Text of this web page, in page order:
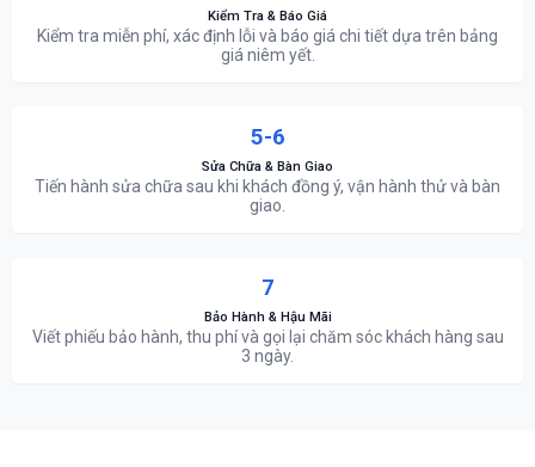
Kiểm Tra & Báo Giá
Kiểm tra miễn phí, xác định lỗi và báo giá chi tiết dựa trên bảng
giá niêm yết.
5-6
Sửa Chữa & Bàn Giao
Tiến hành sửa chữa sau khi khách đồng ý, vận hành thử và bàn
giao.
7
Bảo Hành & Hậu Mãi
Viết phiếu bảo hành, thu phí và gọi lại chăm sóc khách hàng sau
3 ngày.